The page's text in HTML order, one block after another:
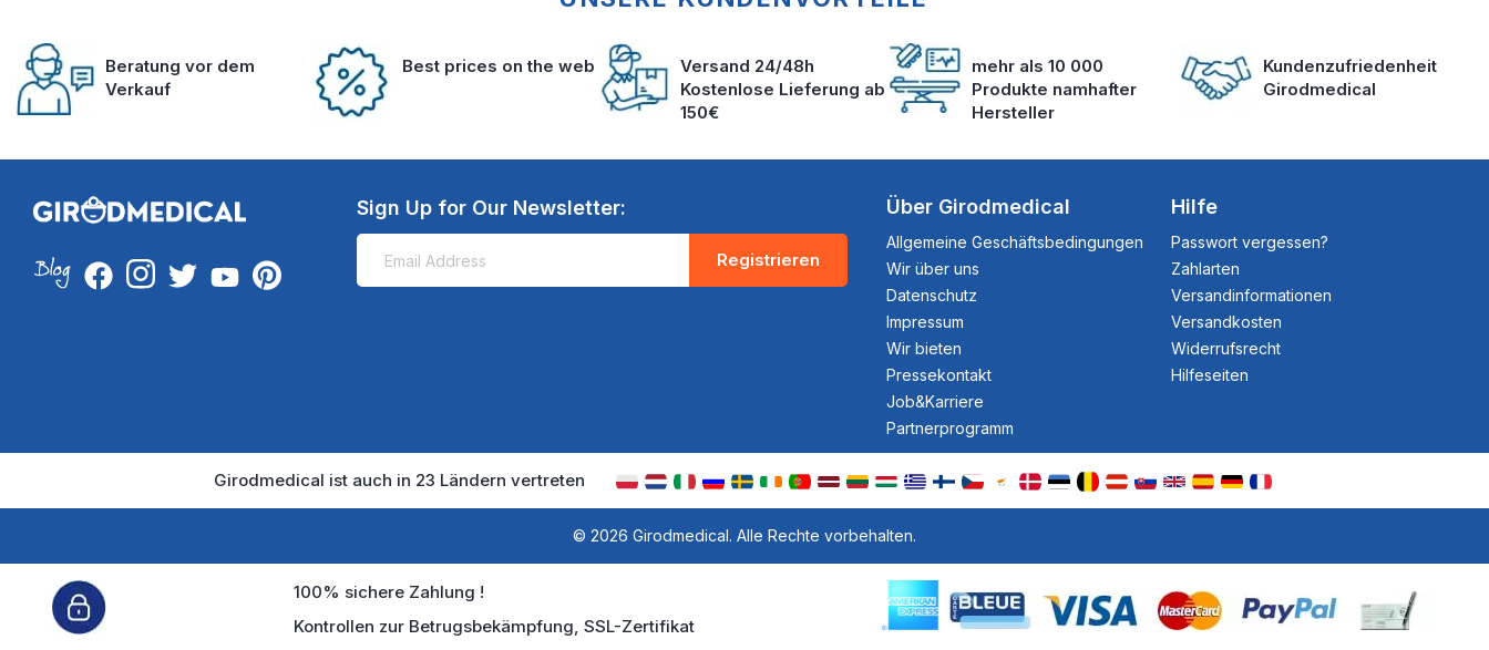
Beratung vor dem
Verkauf
Best prices on the web
Versand 24/48h
Kostenlose Lieferung ab
150€
mehr als 10 000
Produkte namhafter
Hersteller
Kundenzufriedenheit
Girodmedical
Sign Up for Our Newsletter:
Registrieren
Über Girodmedical
Allgemeine Geschäftsbedingungen
Wir über uns
Datenschutz
Impressum
Wir bieten
Pressekontakt
Job&Karriere
Partnerprogramm
Hilfe
Passwort vergessen?
Zahlarten
Versandinformationen
Versandkosten
Widerrufsrecht
Hilfeseiten
Girodmedical ist auch in 23 Ländern vertreten
© 2026 Girodmedical. Alle Rechte vorbehalten.
100% sichere Zahlung !
Kontrollen zur Betrugsbekämpfung, SSL-Zertifikat